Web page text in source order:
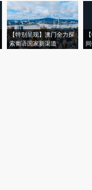
【特别呈现】澳门全力探
索葡语国家新渠道